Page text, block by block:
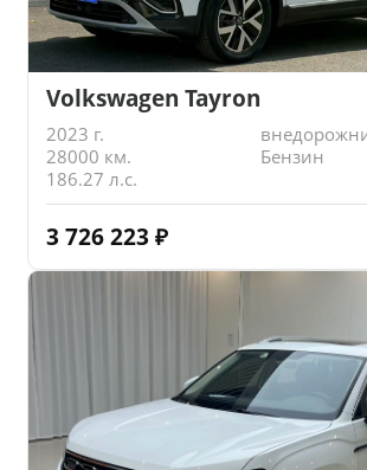
Volkswagen Tayron
2023 г.
28000 км.
Бензин
186.27 л.с.
3 726 223 ₽